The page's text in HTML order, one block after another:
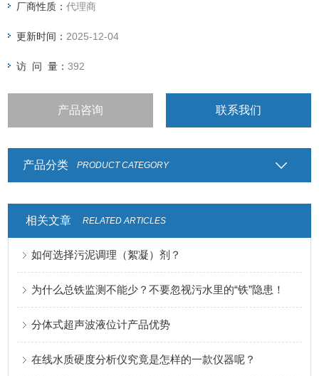
厂商性质：代理商
更新时间： 2025-12-04
访 问 量：392
产品咨询 联系我们
产品分类 PRODUCT CATEGORY
相关文章 RELATED ARTICLES
如何选择污泥调理（絮凝）剂？
为什么总铁监测不能少？不要忽视污水里的“铁”隐患！
分体式超声波液位计产品优势
在线水质硬度分析仪究竟是怎样的一款仪器呢？